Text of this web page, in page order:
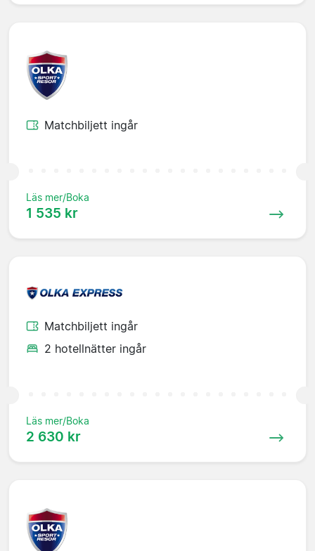
Matchbiljett ingår
Läs mer/Boka
1 535 kr
Matchbiljett ingår
2 hotellnätter ingår
Läs mer/Boka
2 630 kr